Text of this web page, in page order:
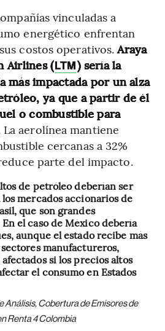
vinculadas a
energético enfrentan
costos operativos.Araya
Airlines (LTM) sería la
más impactada por un alza
ya que a partir de él
o combustible para
La aerolínea mantiene
cercanas a 32%
parte del impacto.
de petróleo deberían ser
mercados accionarios de
que son grandes
el caso de México debería
aunque el estado recibe más
manufactureros,
si los precios altos
el consumo en Estados
Análisis, Cobertura de Emisores de
Renta 4 Colombia